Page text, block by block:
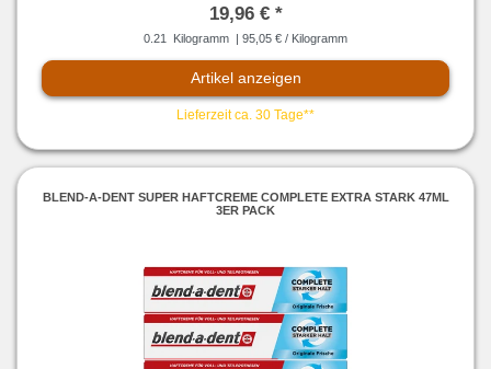
19,96 € *
0.21 Kilogramm | 95,05 € / Kilogramm
Artikel anzeigen
Lieferzeit ca. 30 Tage**
BLEND-A-DENT SUPER HAFTCREME COMPLETE EXTRA STARK 47ML
3ER PACK